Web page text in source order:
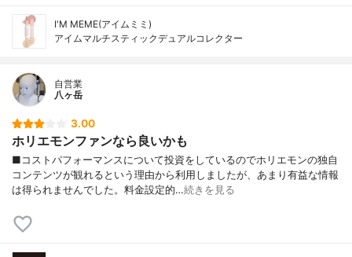
I'M MEME(アイムミミ)
アイムマルチスティックデュアルコレクター
自営業
八ヶ岳
3.00
ホリエモンファンなら良いかも
■コストパフォーマンスについて投資をしているのでホリエモンの独自
コンテンツが観れるという理由から利用しましたが、あまり有益な情報
は得られませんでした。料金設定的…続きを見る